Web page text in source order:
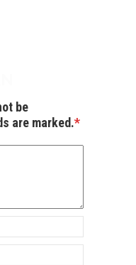
be
are marked.*